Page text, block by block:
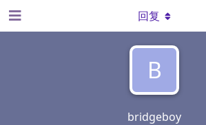
B
bridgeboy
回复